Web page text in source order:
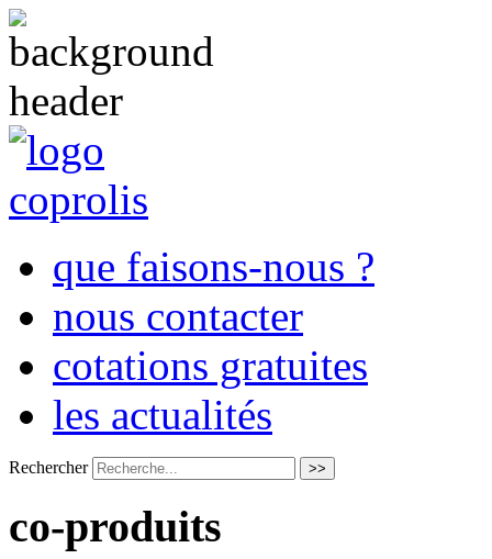
que faisons-nous ?
nous contacter
cotations gratuites
les actualités
Rechercher >>
co-produits